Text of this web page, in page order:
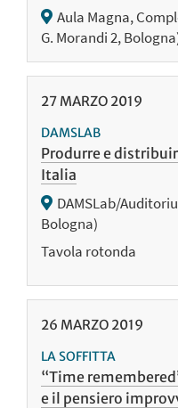
Aula Magna,
G. Morandi 2,
27 MARZO 2019
DAMSLAB
Produrre e
Italia
DAMSLab/
Bologna)
Tavola rotonda
26 MARZO 2019
LA SOFFITTA
“Time
e il pensiero